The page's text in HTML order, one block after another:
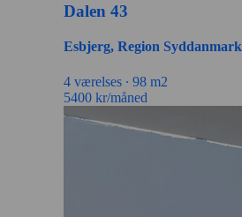
Dalen 43
Esbjerg, Region Syddanmark
4 værelses ∙ 98 m2
5400 kr/måned